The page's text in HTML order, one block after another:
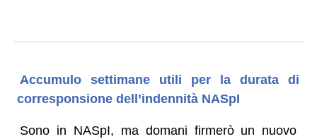
Accumulo settimane utili per la durata di
corresponsione dell’indennità NASpI
Sono in NASpI, ma domani firmerò un nuovo